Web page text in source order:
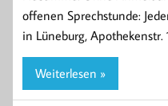
offenen Sprechstunde:
in Lüneburg, Apothekenstr.
Weiterlesen »